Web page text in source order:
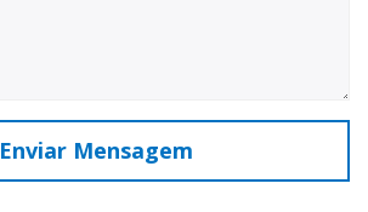
Enviar Mensagem